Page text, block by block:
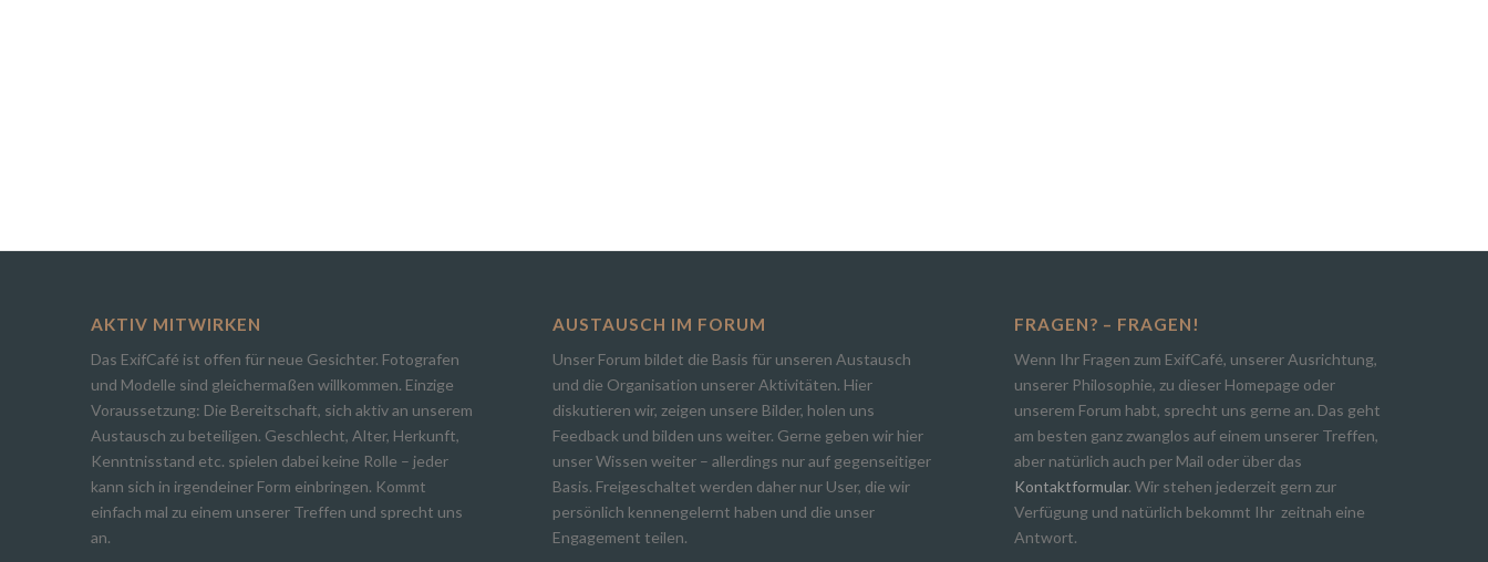
AKTIV MITWIRKEN
Das ExifCafé ist offen für neue Gesichter. Fotografen
und Modelle sind gleichermaßen willkommen. Einzige
Voraussetzung: Die Bereitschaft, sich aktiv an unserem
Austausch zu beteiligen. Geschlecht, Alter, Herkunft,
Kenntnisstand etc. spielen dabei keine Rolle – jeder
kann sich in irgendeiner Form einbringen. Kommt
einfach mal zu einem unserer Treffen und sprecht uns
an.
AUSTAUSCH IM FORUM
Unser Forum bildet die Basis für unseren Austausch
und die Organisation unserer Aktivitäten. Hier
diskutieren wir, zeigen unsere Bilder, holen uns
Feedback und bilden uns weiter. Gerne geben wir hier
unser Wissen weiter – allerdings nur auf gegenseitiger
Basis. Freigeschaltet werden daher nur User, die wir
persönlich kennengelernt haben und die unser
Engagement teilen.
FRAGEN? – FRAGEN!
Wenn Ihr Fragen zum ExifCafé, unserer Ausrichtung,
unserer Philosophie, zu dieser Homepage oder
unserem Forum habt, sprecht uns gerne an. Das geht
am besten ganz zwanglos auf einem unserer Treffen,
aber natürlich auch per Mail oder über das
Kontaktformular. Wir stehen jederzeit gern zur
Verfügung und natürlich bekommt Ihr zeitnah eine
Antwort.